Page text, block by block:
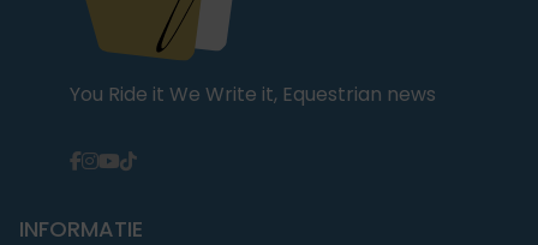
You Ride it We Write it, Equestrian news
INFORMATIE